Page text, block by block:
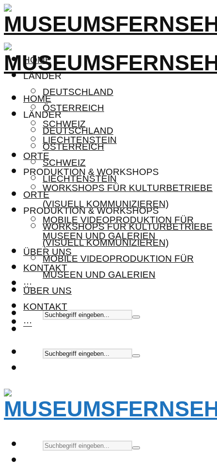
HOME
LÄNDER
DEUTSCHLAND
ÖSTERREICH
SCHWEIZ
LIECHTENSTEIN
ORTE
PRODUKTION & WORKSHOPS
WORKSHOPS FÜR KULTURBETRIEBE
(VISUELL KOMMUNIZIEREN)
MOBILE VIDEOPRODUKTION FÜR
MUSEEN UND GALERIEN
ÜBER UNS
KONTAKT
···
HOME
LÄNDER
DEUTSCHLAND
ÖSTERREICH
SCHWEIZ
LIECHTENSTEIN
ORTE
PRODUKTION & WORKSHOPS
WORKSHOPS FÜR KULTURBETRIEBE
(VISUELL KOMMUNIZIEREN)
MOBILE VIDEOPRODUKTION FÜR
MUSEEN UND GALERIEN
ÜBER UNS
KONTAKT
···